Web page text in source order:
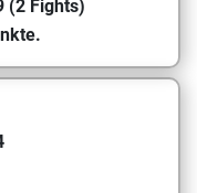
(2 Fights)